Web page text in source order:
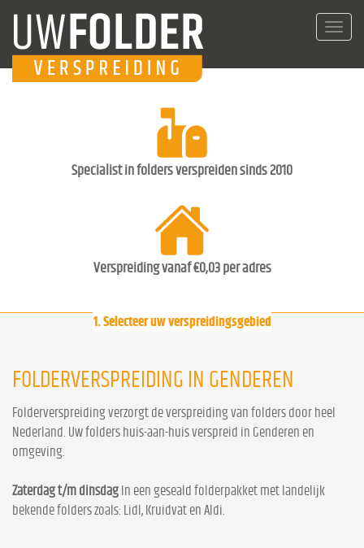
Specialist in folders verspreiden sinds 2010
Verspreiding vanaf €0,03 per adres
1. Selecteer uw verspreidingsgebied
FOLDERVERSPREIDING IN GENDEREN
Folderverspreiding verzorgt de verspreiding van folders door heel
Nederland. Uw folders huis-aan-huis verspreid in Genderen en
omgeving.
Zaterdag t/m dinsdag In een geseald folderpakket met landelijk
bekende folders zoals: Lidl, Kruidvat en Aldi.